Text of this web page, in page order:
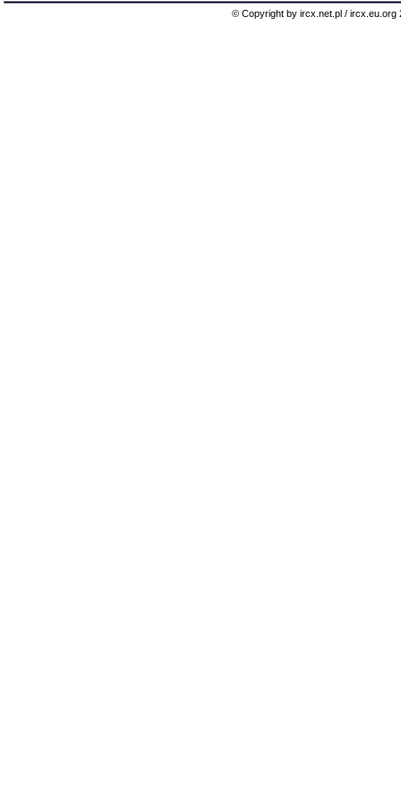
© Copyright by ircx.net.pl / ircx.eu.org